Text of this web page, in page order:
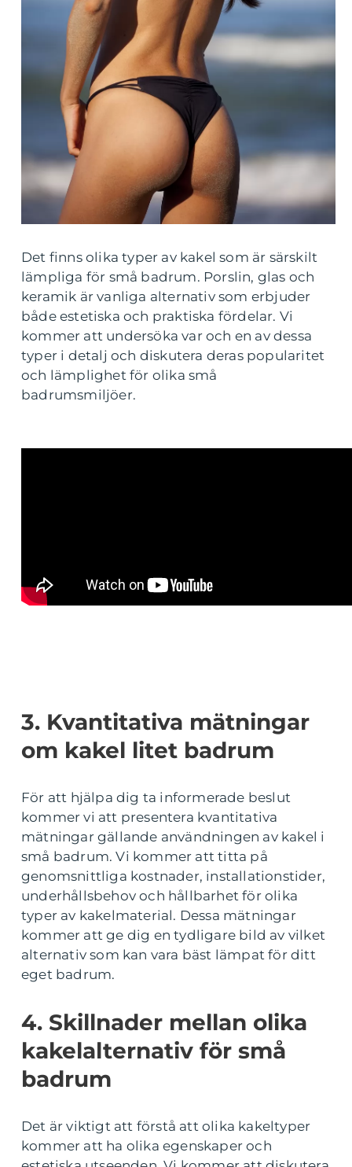
Det finns olika typer av kakel som är särskilt
lämpliga för små badrum. Porslin, glas och
keramik är vanliga alternativ som erbjuder
både estetiska och praktiska fördelar. Vi
kommer att undersöka var och en av dessa
typer i detalj och diskutera deras popularitet
och lämplighet för olika små
badrumsmiljöer.
3. Kvantitativa mätningar
om kakel litet badrum
För att hjälpa dig ta informerade beslut
kommer vi att presentera kvantitativa
mätningar gällande användningen av kakel i
små badrum. Vi kommer att titta på
genomsnittliga kostnader, installationstider,
underhållsbehov och hållbarhet för olika
typer av kakelmaterial. Dessa mätningar
kommer att ge dig en tydligare bild av vilket
alternativ som kan vara bäst lämpat för ditt
eget badrum.
4. Skillnader mellan olika
kakelalternativ för små
badrum
Det är viktigt att förstå att olika kakeltyper
kommer att ha olika egenskaper och